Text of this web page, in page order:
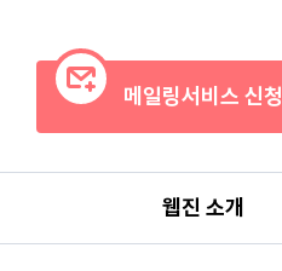
메일링서비스 신청
웹진 소개